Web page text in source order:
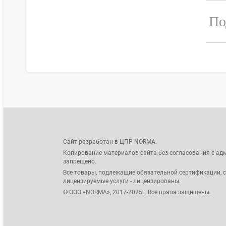
Сайт разработан в ЦПР NORMA.
Копирование материалов сайта без согласования с
запрещено.
Все товары, подлежащие обязательной сертификации,
лицензируемые услуги - лицензированы.
© ООО «NORMA», 2017-2025г. Все права защищены.